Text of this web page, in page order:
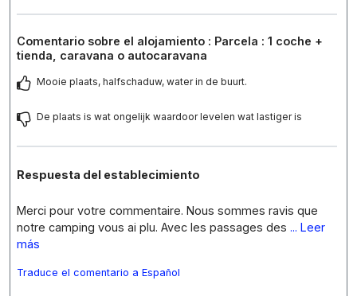
Comentario sobre el alojamiento : Parcela : 1 coche +
tienda, caravana o autocaravana
Mooie plaats, halfschaduw, water in de buurt.
De plaats is wat ongelijk waardoor levelen wat lastiger is
Respuesta del establecimiento
Merci pour votre commentaire. Nous sommes ravis que
notre camping vous ai plu. Avec les passages des ... Leer
más
Traduce el comentario a Español